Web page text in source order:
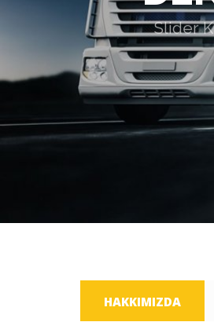
Slider
HAKKIMIZDA